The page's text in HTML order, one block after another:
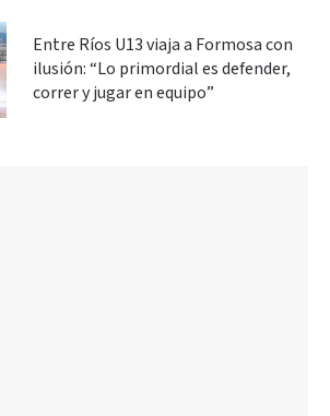
Entre Ríos U13 viaja a Formosa con
ilusión: “Lo primordial es defender,
correr y jugar en equipo”